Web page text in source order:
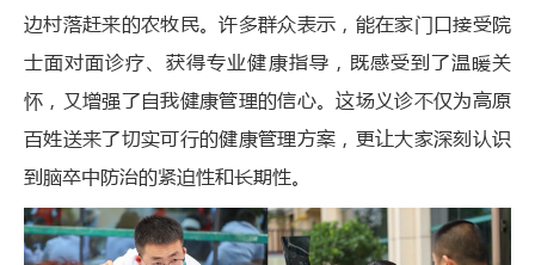
边村落赶来的农牧民。许多群众表示，能在家门口接受院
士面对面诊疗、获得专业健康指导，既感受到了温暖关
怀，又增强了自我健康管理的信心。这场义诊不仅为高原
百姓送来了切实可行的健康管理方案，更让大家深刻认识
到脑卒中防治的紧迫性和长期性。